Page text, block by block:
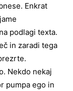
Enkrat
podlagi texta.
in zaradi tega
Nekdo nekaj
pumpa ego in